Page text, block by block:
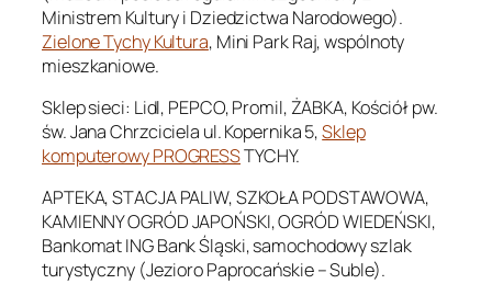
Ministrem Kultury i Dziedzictwa Narodowego).
Zielone Tychy Kultura, Mini Park Raj, wspólnoty
mieszkaniowe.
Sklep sieci: Lidl, PEPCO, Promil, ŻABKA, Kościół pw.
św. Jana Chrzciciela ul. Kopernika 5,Sklep
komputerowy PROGRESSTYCHY.
APTEKA, STACJA PALIW, SZKOŁA PODSTAWOWA,
KAMIENNY OGRÓD JAPOŃSKI, OGRÓD WIEDEŃSKI,
Bankomat ING Bank Śląski, samochodowy szlak
turystyczny (Jezioro Paprocańskie – Suble).